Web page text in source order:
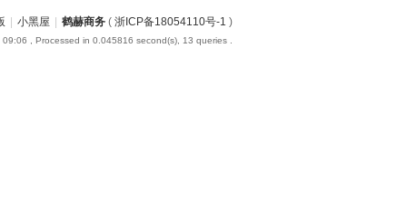
| 小黑屋 | 鹤赫商务 ( 浙ICP备18054110号-1 )
09:06 , Processed in 0.045816 second(s), 13 queries .